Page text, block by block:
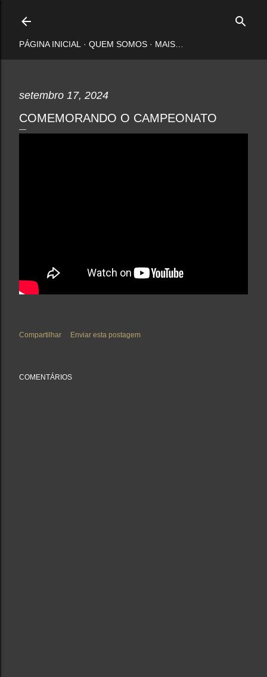
PÁGINA INICIAL QUEM SOMOS MAIS…
setembro 17, 2024
COMEMORANDO O CAMPEONATO
Compartilhar Enviar esta postagem
COMENTÁRIOS